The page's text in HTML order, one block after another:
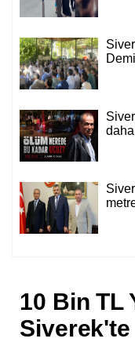
10 Bin TL
Siverek'te